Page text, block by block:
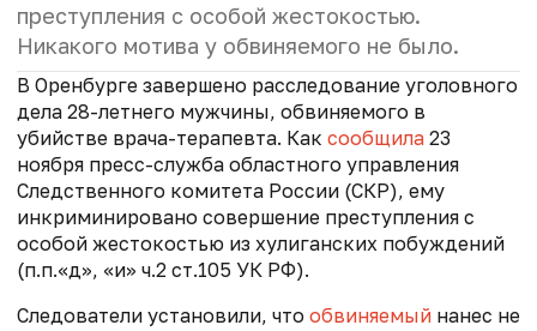
преступления с особой жестокостью.
Никакого мотива у обвиняемого не было.
В Оренбурге завершено расследование уголовного
дела 28-летнего мужчины, обвиняемого в
убийстве врача-терапевта. Как сообщила 23
ноября пресс-служба областного управления
Следственного комитета России (СКР), ему
инкриминировано совершение преступления с
особой жестокостью из хулиганских побуждений
(п.п.«д», «и» ч.2 ст.105 УК РФ).
Следователи установили, что обвиняемый нанес не